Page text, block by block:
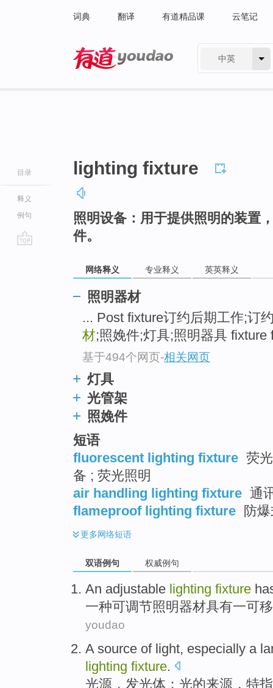
词典 翻译 有道精品课 云笔记
中英
目录
释义
例句
lighting fixture
照明设备：用于提供照明的装置
件。
网络释义 专业释义 英英释义
照明器材
... Post fixture订约后期工作;订
材;照娩件;灯具;照明器具 fixture
基于494个网页-相关网页
灯具
光管架
照娩件
短语
fluorescent lighting fixture 荧
备 ; 荧光照明
air handling lighting fixture 通
flameproof lighting fixture
防
更多网络短语
双语例句 权威例句
An adjustable lighting fixture
一种可调节照明器材具有一可
youdao
A source of light, especially a
lighting fixture.
光源 ，发光体： 光的来源， 特指